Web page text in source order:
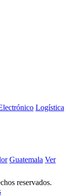
Logística
Guatemala Ver
reservados.